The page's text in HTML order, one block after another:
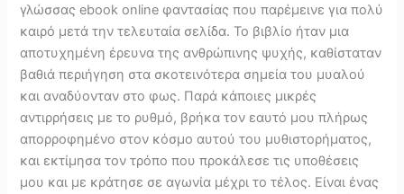
γλώσσας ebook online φαντασίας που παρέμεινε για πολύ
καιρό μετά την τελευταία σελίδα. Το βιβλίο ήταν μια
αποτυχημένη έρευνα της ανθρώπινης ψυχής, καθίσταταν
βαθιά περιήγηση στα σκοτεινότερα σημεία του μυαλού
και αναδύονταν στο φως. Παρά κάποιες μικρές
αντιρρήσεις με το ρυθμό, βρήκα τον εαυτό μου πλήρως
απορροφημένο στον κόσμο αυτού του μυθιστορήματος,
και εκτίμησα τον τρόπο που προκάλεσε τις υποθέσεις
μου και με κράτησε σε αγωνία μέχρι το τέλος. Είναι ένας